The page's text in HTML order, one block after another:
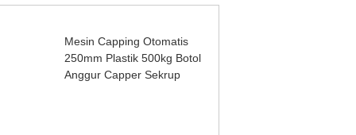
Mesin Capping Otomatis
250mm Plastik 500kg Botol
Anggur Capper Sekrup